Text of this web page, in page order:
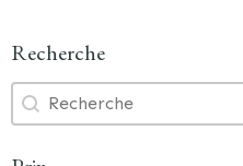
Recherche
Recherche
Recherche